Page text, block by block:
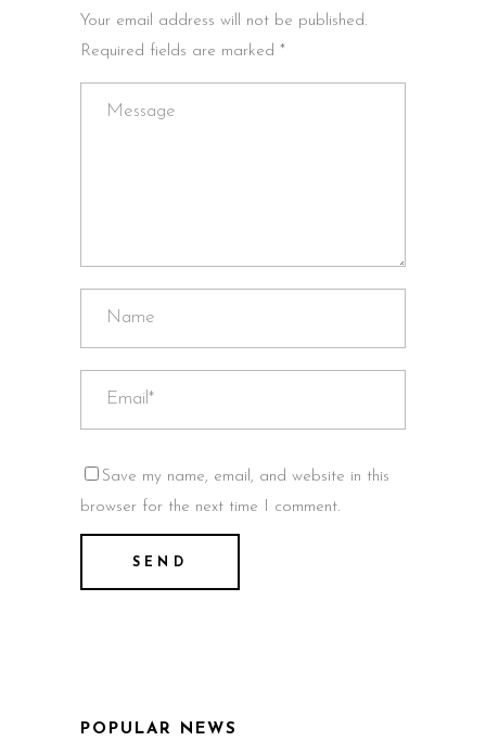
Your email address will not be published.
Required fields are marked *
Save my name, email, and website in this
browser for the next time I comment.
POPULAR NEWS